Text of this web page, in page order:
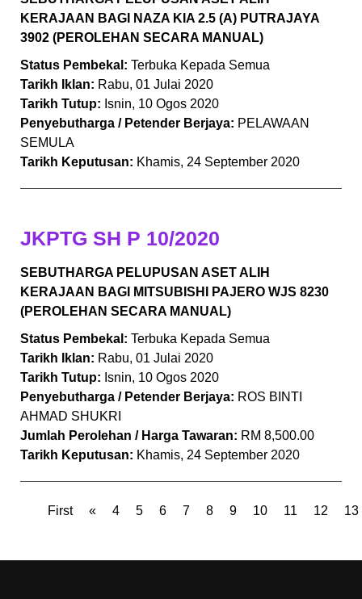
KERAJAAN BAGI NAZA KIA 2.5 (A) PUTRAJAYA
3902 (PEROLEHAN SECARA MANUAL)
Status Pembekal: Terbuka Kepada Semua
Tarikh Iklan: Rabu, 01 Julai 2020
Tarikh Tutup: Isnin, 10 Ogos 2020
Penyebutharga / Petender Berjaya: PELAWAAN
SEMULA
Tarikh Keputusan: Khamis, 24 September 2020
JKPTG SH P 10/2020
SEBUTHARGA PELUPUSAN ASET ALIH
KERAJAAN BAGI MITSUBISHI PAJERO WJS 8230
(PEROLEHAN SECARA MANUAL)
Status Pembekal: Terbuka Kepada Semua
Tarikh Iklan: Rabu, 01 Julai 2020
Tarikh Tutup: Isnin, 10 Ogos 2020
Penyebutharga / Petender Berjaya: ROS BINTI
AHMAD SHUKRI
Jumlah Perolehan / Harga Tawaran: RM 8,500.00
Tarikh Keputusan: Khamis, 24 September 2020
First « 4 5 6 7 8 9 10 11 12 13